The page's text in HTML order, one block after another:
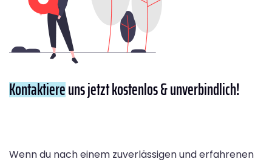
Kontaktiereuns jetzt kostenlos & unverbindlich!
Wenn du nach einem zuverlässigen und erfahrenen